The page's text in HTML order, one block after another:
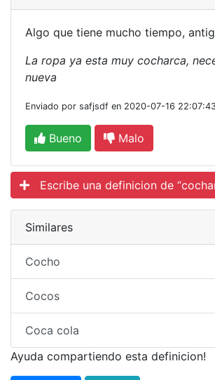
Algo que tiene mucho tiempo,
La ropa ya esta muy cocharca,
nueva
Enviado por safjsdf en 2020-07-16
Bueno Malo
Escribe una definicion de
Similares
Cocho
Cocos
Coca cola
Ayuda compartiendo esta definicion!